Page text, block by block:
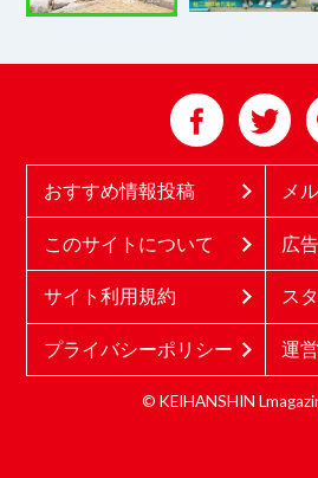
おすすめ情報投稿 メ
このサイトについて 広
サイト利用規約 ス
プライバシーポリシー 運
© KEIHANSHIN